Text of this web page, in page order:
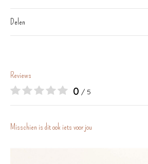
Delen
Reviews
0 / 5
Misschien is dit ook iets voor jou